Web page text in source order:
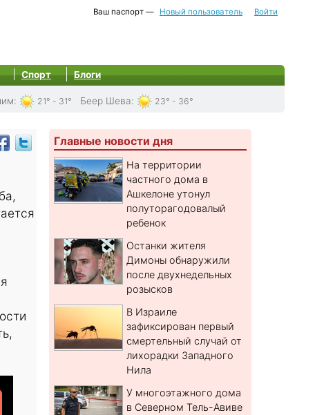
Ваш паспорт — Новый пользователь Войти
Спорт Блоги
: 21° - 31° Беер Шева: 23° - 36°
Главные новости дня
На территории
частного дома в
Ашкелоне утонул
полуторагодовалый
ребенок
Останки жителя
Димоны обнаружили
после двухнедельных
розысков
В Израиле
зафиксирован первый
смертельный случай от
лихорадки Западного
Нила
У многоэтажного дома
в Северном Тель-Авиве